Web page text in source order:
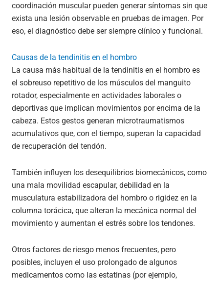
coordinación muscular pueden generar síntomas sin que
exista una lesión observable en pruebas de imagen. Por
eso, el diagnóstico debe ser siempre clínico y funcional.
Causas de la tendinitis en el hombro
La causa más habitual de la tendinitis en el hombro es
el sobreuso repetitivo de los músculos del manguito
rotador, especialmente en actividades laborales o
deportivas que implican movimientos por encima de la
cabeza. Estos gestos generan microtraumatismos
acumulativos que, con el tiempo, superan la capacidad
de recuperación del tendón.
También influyen los desequilibrios biomecánicos, como
una mala movilidad escapular, debilidad en la
musculatura estabilizadora del hombro o rigidez en la
columna torácica, que alteran la mecánica normal del
movimiento y aumentan el estrés sobre los tendones.
Otros factores de riesgo menos frecuentes, pero
posibles, incluyen el uso prolongado de algunos
medicamentos como las estatinas (por ejemplo,